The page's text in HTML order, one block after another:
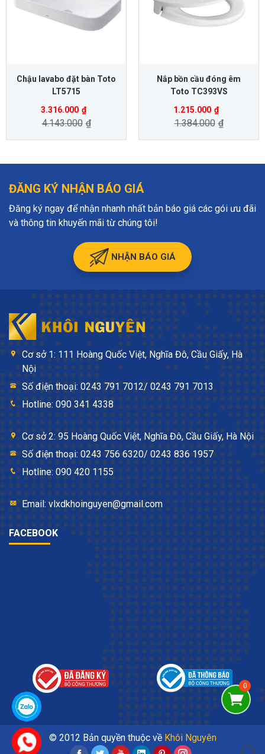
Chậu lavabo đặt bàn Toto
LT5715
3.316.000 ₫
4.143.000 ₫
Nắp bồn cầu đóng êm
Toto TC393VS
1.215.000 ₫
1.384.000 ₫
ĐĂNG KÝ NHẬN BÁO GIÁ
Đăng ký ngay để nhận nhanh nhất bản báo giá các gói ưu đãi
và thông tin khuyến mãi từ chúng tôi!
NHẬN BÁO GIÁ
Cơ sở 1: 111 Hoàng Quốc Việt, Nghĩa Đô, Cầu Giấy, Hà
Nội
Số điện thoại: 0243 791 7012/ 0243 791 7013
Hotline: 090 341 4338
Cơ sở 2: 95 Hoàng Quốc Việt, Nghĩa Đô, Cầu Giấy, Hà Nội
Số điện thoại: 0243 756 6320/ 0243 836 1957
Hotline: 090 420 1155
Email: vlxdkhoinguyen@gmail.com
FACEBOOK
© 2012 Bản quyền thuộc về Khôi Nguyên